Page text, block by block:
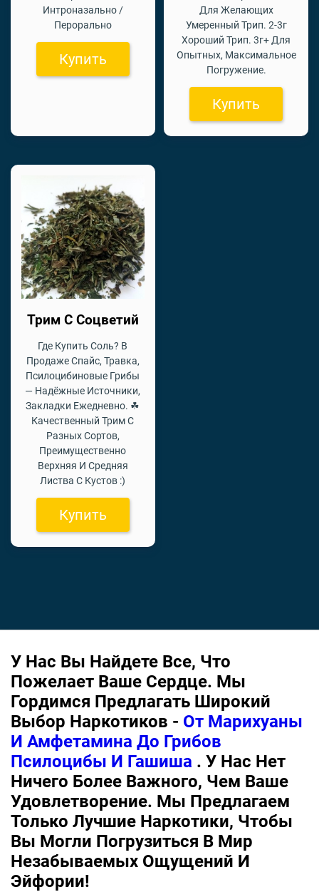
Интроназально /
Перорально
Купить
Для Желающих
Умеренный Трип. 2-3г
Хороший Трип. 3г+ Для
Опытных, Максимальное
Погружение.
Купить
Трим С Соцветий
Где Купить Соль? В
Продаже Спайс, Травка,
Псилоцибиновые Грибы
— Надёжные Источники,
Закладки Ежедневно. ☘
Качественный Трим С
Разных Сортов,
Преимущественно
Верхняя И Средняя
Листва С Кустов :)
Купить
У Нас Вы Найдете Все, Что
Пожелает Ваше Сердце. Мы
Гордимся Предлагать Широкий
Выбор Наркотиков - От Марихуаны
И Амфетамина До Грибов
Псилоцибы И Гашиша . У Нас Нет
Ничего Более Важного, Чем Ваше
Удовлетворение. Мы Предлагаем
Только Лучшие Наркотики, Чтобы
Вы Могли Погрузиться В Мир
Незабываемых Ощущений И
Эйфории!